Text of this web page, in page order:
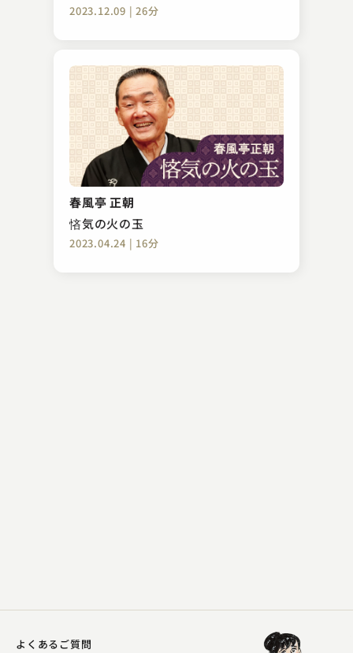
2023.12.09 | 26分
春風亭 正朝
悋気の火の玉
2023.04.24 | 16分
古今亭 志ん彌
強情灸
2023.08.27 | 15分
よくあるご質問